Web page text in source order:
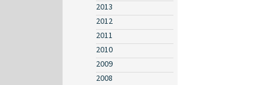
2013
2012
2011
2010
2009
2008